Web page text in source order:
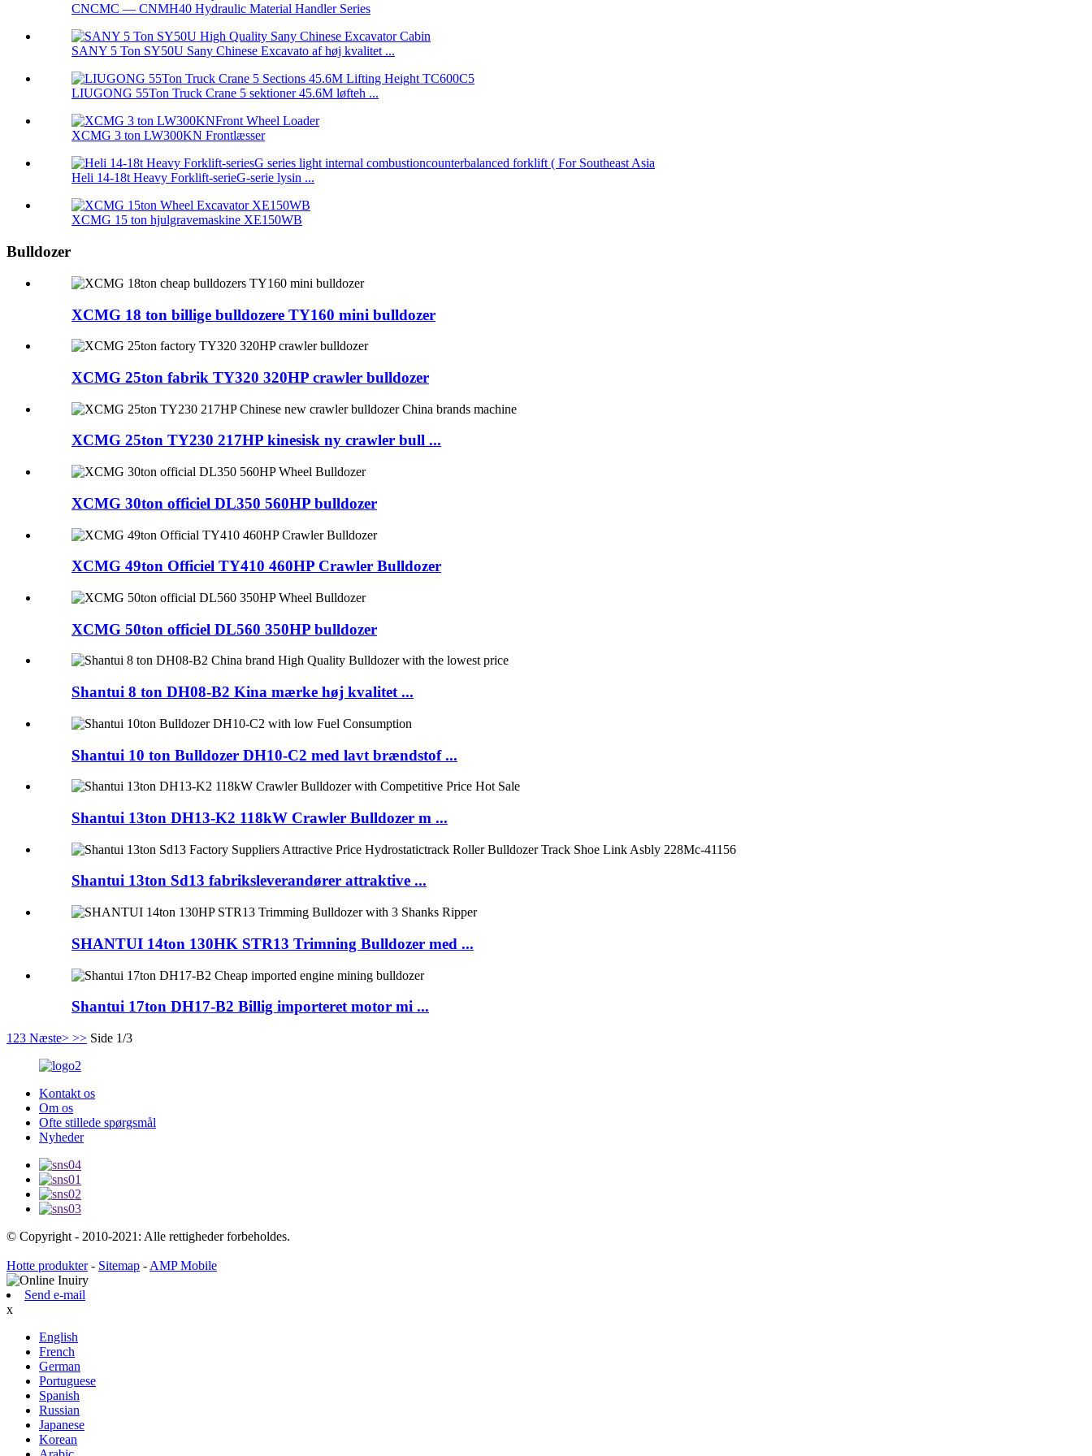
CNCMC — CNMH40 Hydraulic Material Handler Series
SANY 5 Ton SY50U Sany Chinese Excavato af høj kvalitet ...
LIUGONG 55Ton Truck Crane 5 sektioner 45.6M løfteh ...
XCMG 3 ton LW300KN Frontlæsser
Heli 14-18t Heavy Forklift-serieG-serie lysin ...
XCMG 15 ton hjulgravemaskine XE150WB
Bulldozer
XCMG 18 ton billige bulldozere TY160 mini bulldozer
XCMG 25ton fabrik TY320 320HP crawler bulldozer
XCMG 25ton TY230 217HP kinesisk ny crawler bull ...
XCMG 30ton officiel DL350 560HP bulldozer
XCMG 49ton Officiel TY410 460HP Crawler Bulldozer
XCMG 50ton officiel DL560 350HP bulldozer
Shantui 8 ton DH08-B2 Kina mærke høj kvalitet ...
Shantui 10 ton Bulldozer DH10-C2 med lavt brændstof ...
Shantui 13ton DH13-K2 118kW Crawler Bulldozer m ...
Shantui 13ton Sd13 fabriksleverandører attraktive ...
SHANTUI 14ton 130HK STR13 Trimning Bulldozer med ...
Shantui 17ton DH17-B2 Billig importeret motor mi ...
1 23 Næste> >> Side 1/3
Kontakt os
Om os
Ofte stillede spørgsmål
Nyheder
© Copyright - 2010-2021: Alle rettigheder forbeholdes.
Hotte produkter- Sitemap - AMP Mobile
Send e-mail
x
English
French
German
Portuguese
Spanish
Russian
Japanese
Korean